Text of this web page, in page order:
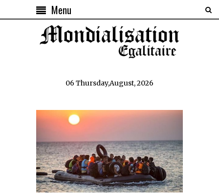
Menu
06 Thursday,August, 2026